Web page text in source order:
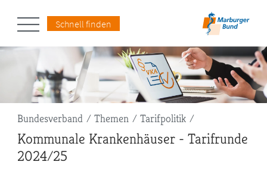
Schnell finden
Pfadnavigation
Bundesverband Themen Tarifpolitik
Kommunale Krankenhäuser - Tarifrunde
2024/25